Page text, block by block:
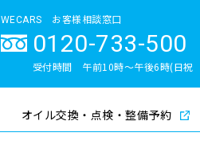
検索
WECARS お客様相談窓口
0120-733-500
受付時間 午前10時〜午後6時(日祝
オイル交換・点検・整備予約